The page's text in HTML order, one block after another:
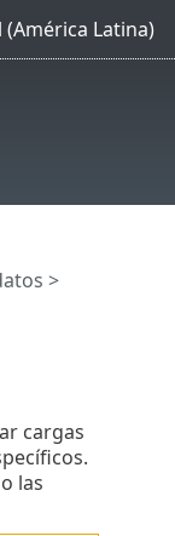
(América Latina)
>
cargas
las